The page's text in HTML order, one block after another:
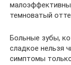
темноватый
Больные зубы,
сладкое нельзя
симптомы